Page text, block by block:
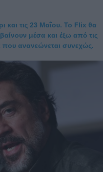
και τις 23 Μαΐου. Το Flix θα
μέσα και έξω από τις
που ανανεώνεται συνεχώς.